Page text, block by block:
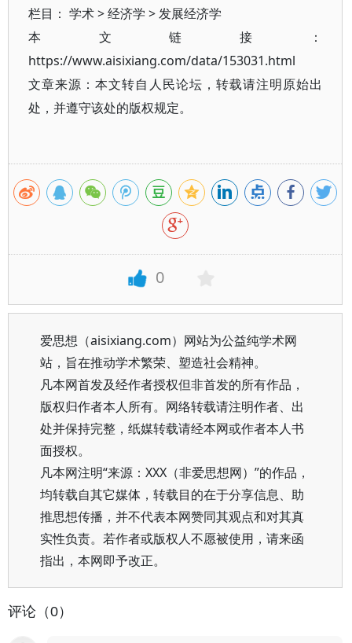
栏目： 学术>经济学 >发展经济学
本文链接：
https://www.aisixiang.com/data/153031.html
文章来源：本文转自人民论坛，转载请注明原始出
处，并遵守该处的版权规定。
0
爱思想（aisixiang.com）网站为公益纯学术网
站，旨在推动学术繁荣、塑造社会精神。
凡本网首发及经作者授权但非首发的所有作品，
版权归作者本人所有。网络转载请注明作者、出
处并保持完整，纸媒转载请经本网或作者本人书
面授权。
凡本网注明“来源：XXX（非爱思想网）”的作品，
均转载自其它媒体，转载目的在于分享信息、助
推思想传播，并不代表本网赞同其观点和对其真
实性负责。若作者或版权人不愿被使用，请来函
指出，本网即予改正。
评论（0）